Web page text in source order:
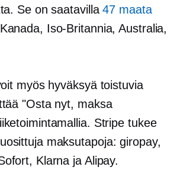
Se on saatavilla47 maata
Iso-Britannia, Australia,
myös hyväksyä toistuvia
"Osta nyt, maksa
Stripe tukee
maksutapoja: giropay,
Klarna ja Alipay.